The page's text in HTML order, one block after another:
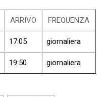
ARRIVO FREQUENZA
17:05 giornaliera
19:50 giornaliera